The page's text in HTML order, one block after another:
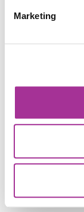
Marketing